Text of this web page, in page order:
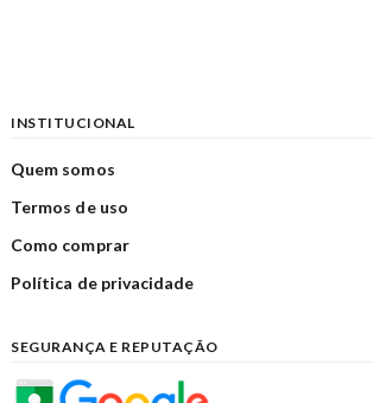
INSTITUCIONAL
Quem somos
Termos de uso
Como comprar
Política de privacidade
SEGURANÇA E REPUTAÇÃO